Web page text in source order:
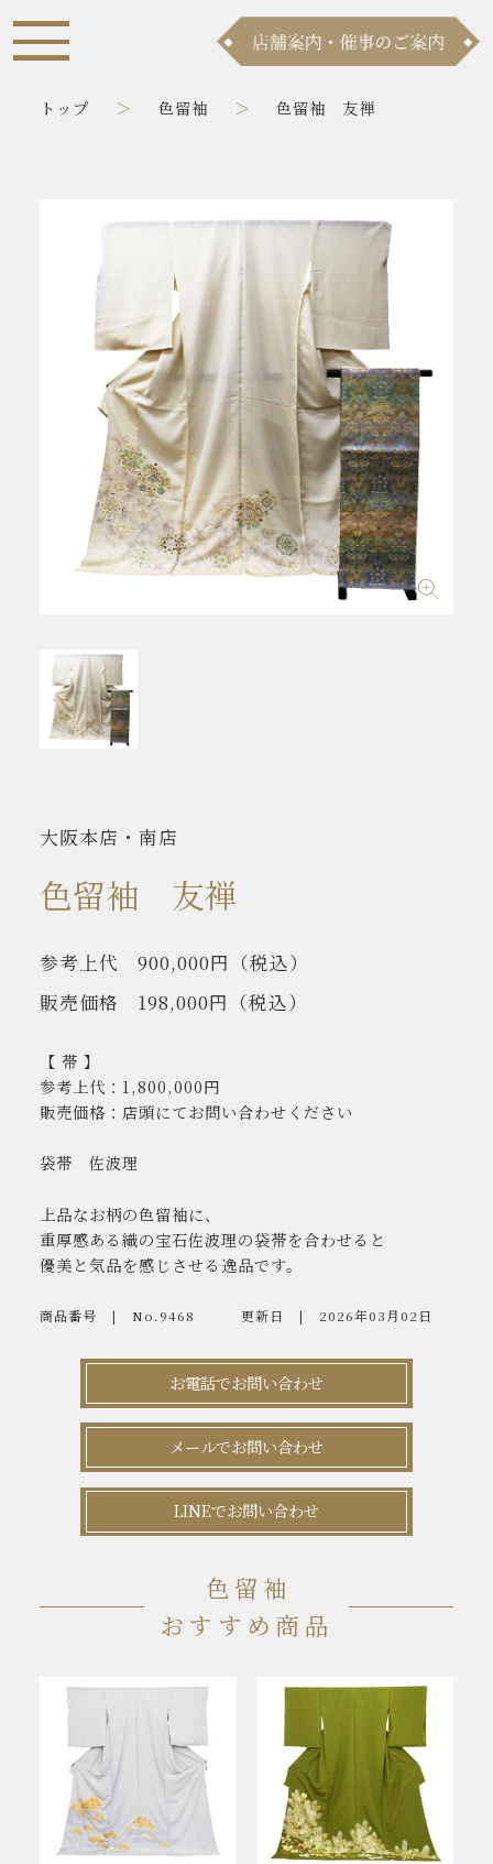
トップ 色留袖 色留袖 友禅
大阪本店・南店
色留袖 友禅
参考上代 900,000円 （税込）
販売価格
198,000円 （税込）
【 帯 】
参考上代：1,800,000円
販売価格：店頭にてお問い合わせください
袋帯 佐波理
上品なお柄の色留袖に、
重厚感ある織の宝石佐波理の袋帯を合わせると
優美と気品を感じさせる逸品です。
商品番号 No.9468 更新日 2026年03月02日
お電話でお問い合わせ
メールでお問い合わせ
LINEでお問い合わせ
色留袖
おすすめ商品